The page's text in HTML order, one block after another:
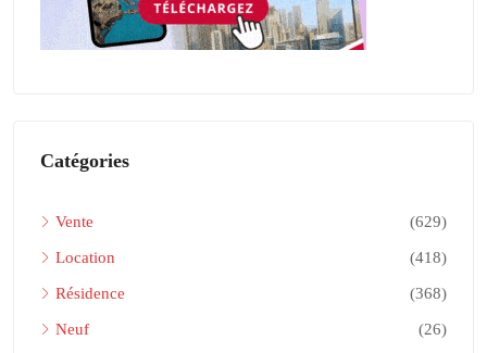
Catégories
Vente (629)
Location (418)
Résidence (368)
Neuf (26)